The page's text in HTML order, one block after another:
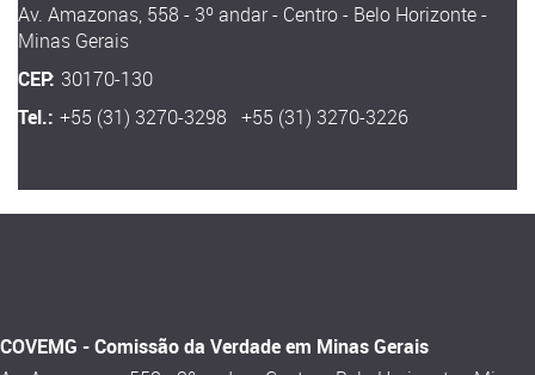
Av. Amazonas, 558 - 3º andar - Centro - Belo Horizonte -
Minas Gerais
CEP: 30170-130
Tel.: +55 (31) 3270-3298 +55 (31) 3270-3226
COVEMG - Comissão da Verdade em Minas Gerais